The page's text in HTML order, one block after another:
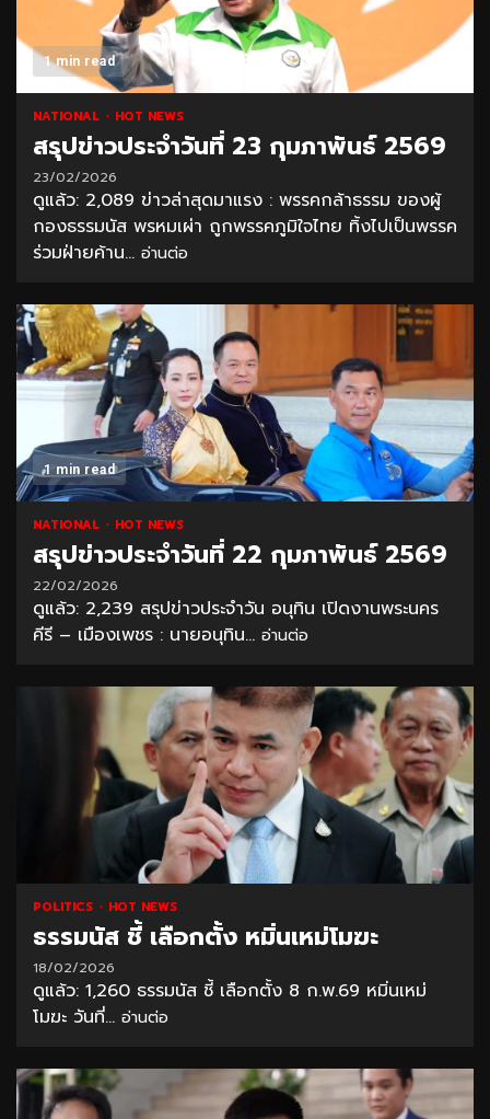
1 min read
NATIONAL HOT NEWS
สรุปข่าวประจำวันที่ 23 กุมภาพันธ์ 2569
23/02/2026
ดูแล้ว: 2,089 ข่าวล่าสุดมาแรง : พรรคกล้าธรรม ของผู้
กองธรรมนัส พรหมเผ่า ถูกพรรคภูมิใจไทย ทิ้งไปเป็นพรรค
ร่วมฝ่ายค้าน... อ่านต่อ
1 min read
NATIONAL HOT NEWS
สรุปข่าวประจำวันที่ 22 กุมภาพันธ์ 2569
22/02/2026
ดูแล้ว: 2,239 สรุปข่าวประจำวัน อนุทิน เปิดงานพระนคร
คีรี – เมืองเพชร : นายอนุทิน... อ่านต่อ
POLITICS HOT NEWS
ธรรมนัส ชี้ เลือกตั้ง หมิ่นเหม่โมฆะ
18/02/2026
ดูแล้ว: 1,260 ธรรมนัส ชี้ เลือกตั้ง 8 ก.พ.69 หมิ่นเหม่
โมฆะ วันที่... อ่านต่อ